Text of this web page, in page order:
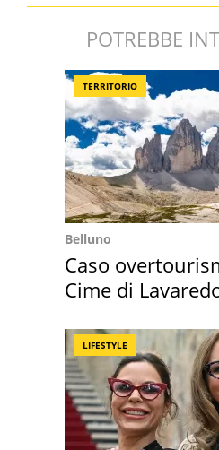
POTREBBE
TERRITORIO
Belluno
Caso
Cime di
LIFESTYLE